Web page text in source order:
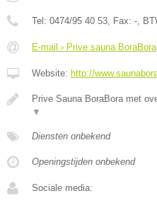
Tel: 0474/95 40 53, Fax: -,
E-mail › Prive sauna BoraBora
Website: http://
Prive Sauna BoraBora met
▼
Diensten onbekend
Openingstijden onbekend
Sociale media: